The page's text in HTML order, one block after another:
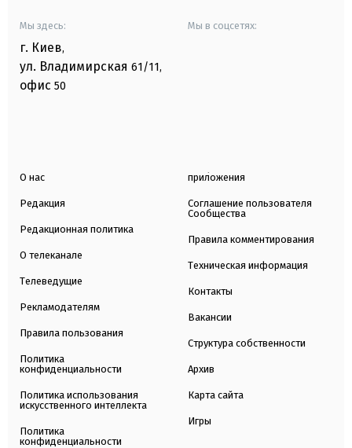
Мы здесь:
г. Киев,
ул. Владимирская 61/11,
офис 50
Мы в соцсетях:
О нас
Редакция
Редакционная политика
О телеканале
Телеведущие
Рекламодателям
Правила пользования
Политика
конфиденциальности
Политика использования
искусственного интеллекта
Политика
конфиденциальности
приложения
Соглашение пользователя
Сообщества
Правила комментирования
Техническая информация
Контакты
Вакансии
Структура собственности
Архив
Карта сайта
Игры